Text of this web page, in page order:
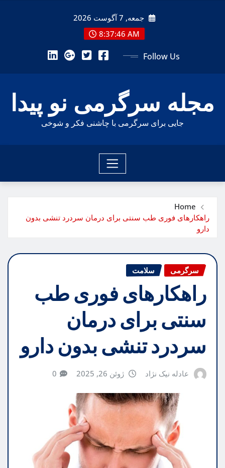
جمعه, 7 آگوست 2026
8:37:48 AM
Follow Us
مجله سرگرمی نو پیدا
جایی برای سرگرمی با چاشنی فکر و شوخی
Home
راهکارهای فوری طب سنتی برای درمان سردرد تنشی بدون
دارو
سرگرمی سلامت
راهکارهای فوری طب
سنتی برای درمان
سردرد تنشی بدون دارو
عادله نیک نژاد ژوئن 26, 2025 0